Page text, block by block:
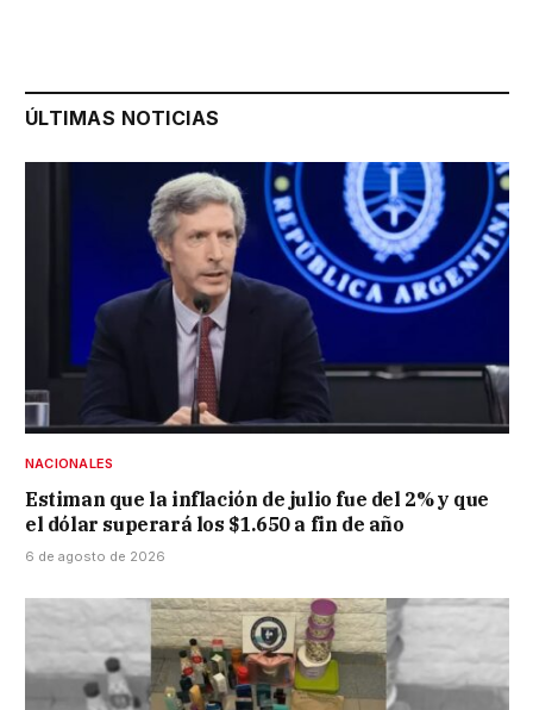
ÚLTIMAS NOTICIAS
NACIONALES
Estiman que la inflación de julio fue del 2% y que
el dólar superará los $1.650 a fin de año
6 de agosto de 2026